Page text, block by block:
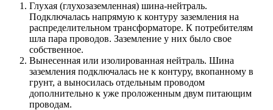
Глухая (глухозаземленная) шина-нейтраль.
Подключалась напрямую к контуру заземления на
распределительном трансформаторе. К потребителям
шла пара проводов. Заземление у них было свое
собственное.
Вынесенная или изолированная нейтраль. Шина
заземления подключалась не к контуру, вкопанному в
грунт, а выносилась отдельным проводом
дополнительно к уже проложенным двум питающим
проводам.